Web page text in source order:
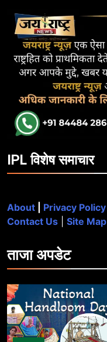
IPL विशेष समाचार
About Privacy Policy
Contact Us
Site Map
ताजाअपडेट